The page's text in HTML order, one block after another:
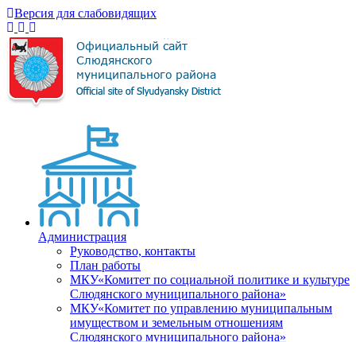
Версия для слабовидящих
Администрация
Руководство, контакты
План работы
МКУ«Комитет по социальной политике и культуре
Слюдянского муниципального района»
МКУ«Комитет по управлению муниципальным
имуществом и земельным отношениям
Слюдянского муниципального района»